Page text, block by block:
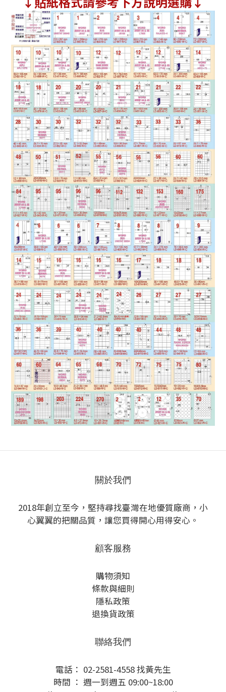
關於我們
2018年創立至今，堅持尋找臺灣在地優質廠商，小
心翼翼的把關品質，讓您買得開心用得安心。
顧客服務
購物須知
條款與細則
隱私政策
退換貨政策
聯絡我們
電話： 02-2581-4558 找黃先生
時間 ： 週一到週五 09:00~18:00